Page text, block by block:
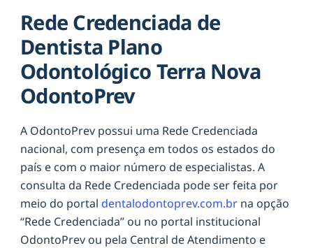
Rede Credenciada de
Dentista Plano
Odontológico Terra Nova
OdontoPrev
A OdontoPrev possui uma Rede Credenciada
nacional, com presença em todos os estados do
país e com o maior número de especialistas. A
consulta da Rede Credenciada pode ser feita por
meio do portal dentalodontoprev.com.br na opção
“Rede Credenciada” ou no portal institucional
OdontoPrev ou pela Central de Atendimento e